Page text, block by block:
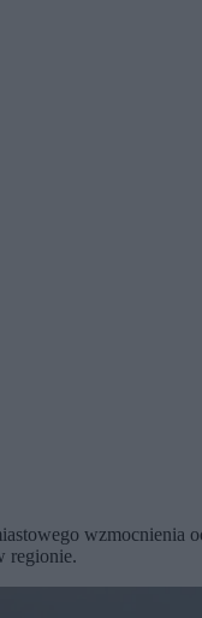
wzmocnienia
regionie.